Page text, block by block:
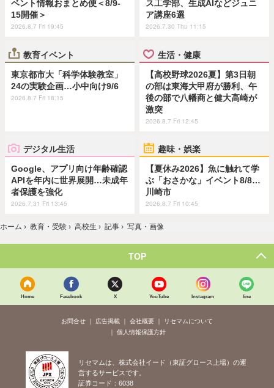
ベント情報おまとめ便＜8/9-
15開催＞
2026.8.7 Fri 19:45
ス工学部、生成AIなどジュニ
ア講座6選
2026.7.30 Thu 11:15
教育イベント
東京都市大「科学体験教室」
24の実験企画…小中向け9/6
2026.8.7 Fri 18:15
生活・健康
【高校野球2026夏】第3日朝
の部は東海大甲府が勝利、午
後の部で八幡商と健大高崎が
激突
2026.8.7 Fri 12:45
デジタル生活
Google、アプリ向け年齢確認
APIを年内に世界展開…未成年
者保護を強化
2026.7.31 Fri 13:45
趣味・娯楽
【夏休み2026】魚に触れて学
ぶ「おさかな」イベント8/8…
川崎市
2026.8.7 Fri 10:45
ホーム › 教育・受験 › 高校生 › 記事 › 写真・画像
TOP
Home Facebook X YouTube Instagram line
お問合せ 広告掲載 会社概要
リセマムについて
個人情報保護方針
リセマムは、株式会社イード（東証グロース上場）の運
営するサービスです。
証券コード：6038